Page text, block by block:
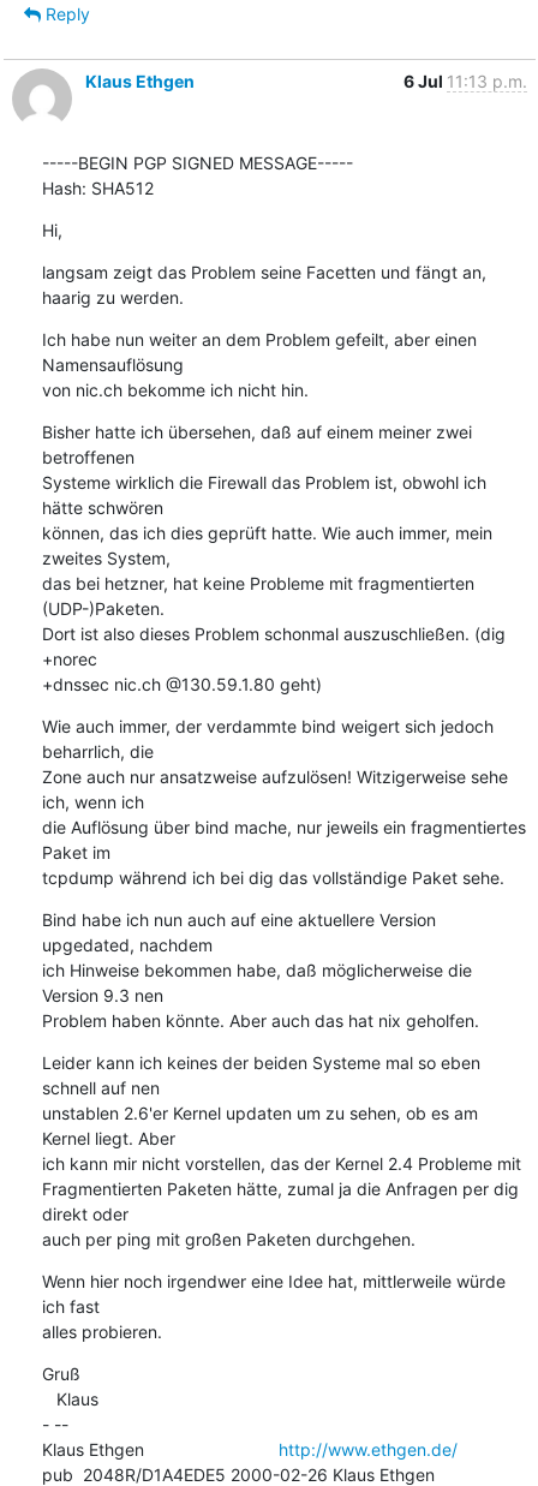
Reply
Klaus Ethgen 6 Jul 11:13 p.m.
-----BEGIN PGP SIGNED MESSAGE-----
Hash: SHA512
Hi,
langsam zeigt das Problem seine Facetten und fängt an,
haarig zu werden.
Ich habe nun weiter an dem Problem gefeilt, aber einen
Namensauflösung
von nic.ch bekomme ich nicht hin.
Bisher hatte ich übersehen, daß auf einem meiner zwei
betroffenen
Systeme wirklich die Firewall das Problem ist, obwohl ich
hätte schwören
können, das ich dies geprüft hatte. Wie auch immer, mein
zweites System,
das bei hetzner, hat keine Probleme mit fragmentierten
(UDP-)Paketen.
Dort ist also dieses Problem schonmal auszuschließen. (dig
+norec
+dnssec nic.ch @130.59.1.80 geht)
Wie auch immer, der verdammte bind weigert sich jedoch
beharrlich, die
Zone auch nur ansatzweise aufzulösen! Witzigerweise sehe
ich, wenn ich
die Auflösung über bind mache, nur jeweils ein fragmentiertes
Paket im
tcpdump während ich bei dig das vollständige Paket sehe.
Bind habe ich nun auch auf eine aktuellere Version
upgedated, nachdem
ich Hinweise bekommen habe, daß möglicherweise die
Version 9.3 nen
Problem haben könnte. Aber auch das hat nix geholfen.
Leider kann ich keines der beiden Systeme mal so eben
schnell auf nen
unstablen 2.6'er Kernel updaten um zu sehen, ob es am
Kernel liegt. Aber
ich kann mir nicht vorstellen, das der Kernel 2.4 Probleme mit
Fragmentierten Paketen hätte, zumal ja die Anfragen per dig
direkt oder
auch per ping mit großen Paketen durchgehen.
Wenn hier noch irgendwer eine Idee hat, mittlerweile würde
ich fast
alles probieren.
Gruß
- --
Klaus Ethgen http://www.ethgen.de/
pub  2048R/D1A4EDE5 2000-02-26 Klaus Ethgen